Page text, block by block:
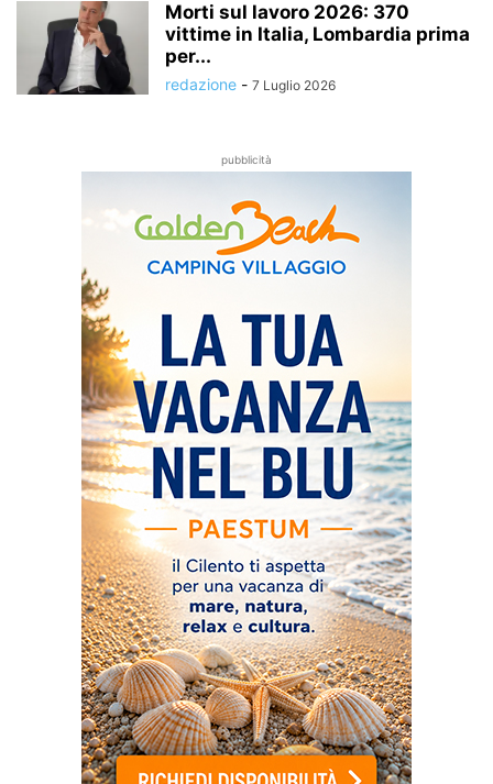
Morti sul lavoro 2026: 370
vittime in Italia, Lombardia prima
per...
redazione - 7 Luglio 2026
pubblicità